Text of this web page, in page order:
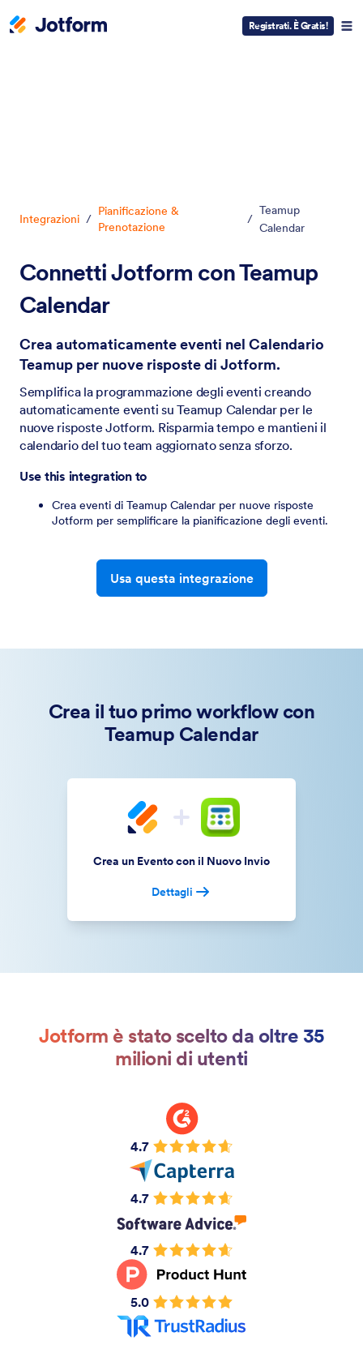
Registrati. È Gratis!
Integrazioni /
Pianificazione &
Prenotazione
/
Teamup
Calendar
Connetti Jotform con Teamup
Calendar
Crea automaticamente eventi nel Calendario
Teamup per nuove risposte di Jotform.
Semplifica la programmazione degli eventi creando
automaticamente eventi su Teamup Calendar per le
nuove risposte Jotform. Risparmia tempo e mantieni il
calendario del tuo team aggiornato senza sforzo.
Use this integration to
Crea eventi di Teamup Calendar per nuove risposte
Jotform per semplificare la pianificazione degli eventi.
Usa questa integrazione
Crea il tuo primo workflow con
Teamup Calendar
Crea un Evento con il Nuovo Invio
Dettagli
Jotform è stato scelto da oltre 35
milioni di utenti
4.7
4.7
4.7
5.0